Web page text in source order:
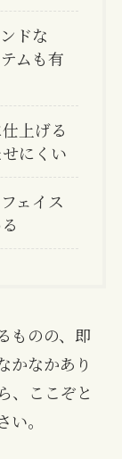
ドな
ムも有
上げる
にくい
ェイス
ものの、即
かなかあり
、ここぞと
。